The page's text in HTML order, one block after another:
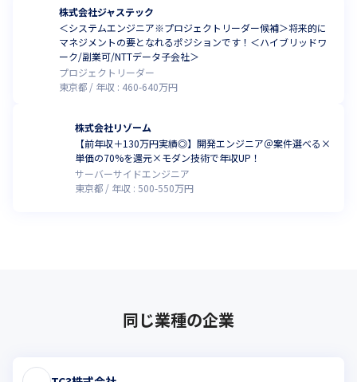
株式会社ジャステック
＜システムエンジニア※プロジェクトリーダー候補＞将来的に
マネジメントの要となれるポジションです！＜ハイブリッドワ
ーク/副業可/NTTデータ子会社＞
プロジェクトリーダー
東京都
年収 : 460-640万円
株式会社リゾーム
【前年収＋130万円実績◎】開発エンジニア＠案件選べる×
単価の70%を還元×モダン技術で年収UP！
サーバーサイドエンジニア
東京都
年収 : 500-550万円
同じ業種の企業